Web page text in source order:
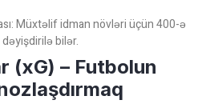
Müxtəlif idman növləri üçün 400-ə
bilər.
(xG) – Futbolun